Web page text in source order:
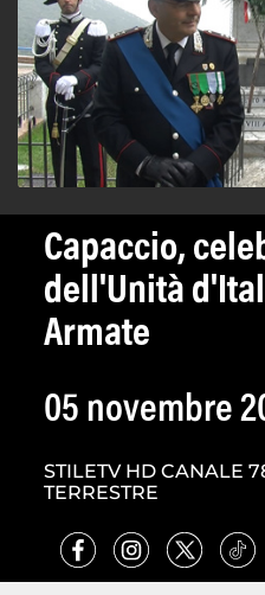
Capaccio,
dell'Unità
Armate
05 novembre
STILETV HD CANALE
TERRESTRE